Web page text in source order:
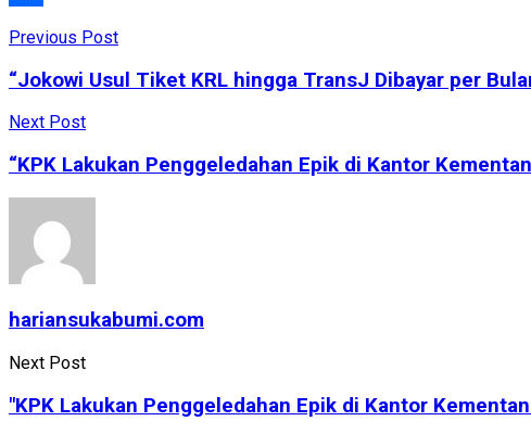
Previous Post
“Jokowi Usul Tiket KRL hingga TransJ Dibayar per
Next Post
“KPK Lakukan Penggeledahan Epik di Kantor
hariansukabumi.com
Next Post
"KPK Lakukan Penggeledahan Epik di Kantor